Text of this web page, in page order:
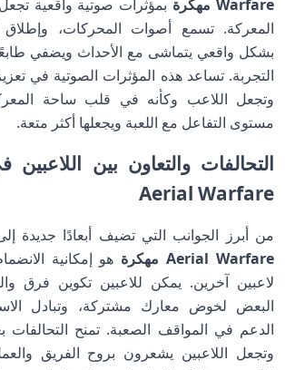
Warfare مهكرة
بمؤثرات صوتية واقعية
المعركة. تسمع أصوات المحركات، وإطلاق
بشكل واقعي يتماشى مع الأحداث ويضفي
التجربة. تساعد هذه المؤثرات الصوتية في
وتجعل اللاعب وكأنه في قلب ساحة
مستوى التفاعل مع اللعبة ويجعلها أكثر متعة.
Aerial Warfare
من أبرز الجوانب التي تضيف أبعادًا جديدة
Aerial Warfare مهكرة
هو إمكانية
لاعبين آخرين. يمكن للاعبين تكوين فرق
البعض لخوض معارك مشتركة، وتبادل
الدعم في المواقف الصعبة. تمنح التحالفات
وتجعل اللاعبين يشعرون بروح الفريق